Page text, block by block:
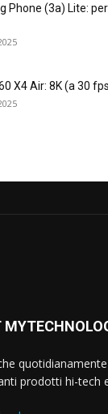
Phone (3a) Lite:
X4 Air: 8K (a 30
prodotti hi-tech